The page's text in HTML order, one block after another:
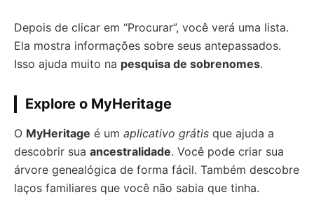
Depois de clicar em “Procurar”, você verá uma lista.
Ela mostra informações sobre seus antepassados.
Isso ajuda muito na pesquisa de sobrenomes.
Explore o MyHeritage
O MyHeritage é um aplicativo grátis que ajuda a
descobrir sua ancestralidade. Você pode criar sua
árvore genealógica de forma fácil. Também descobre
laços familiares que você não sabia que tinha.